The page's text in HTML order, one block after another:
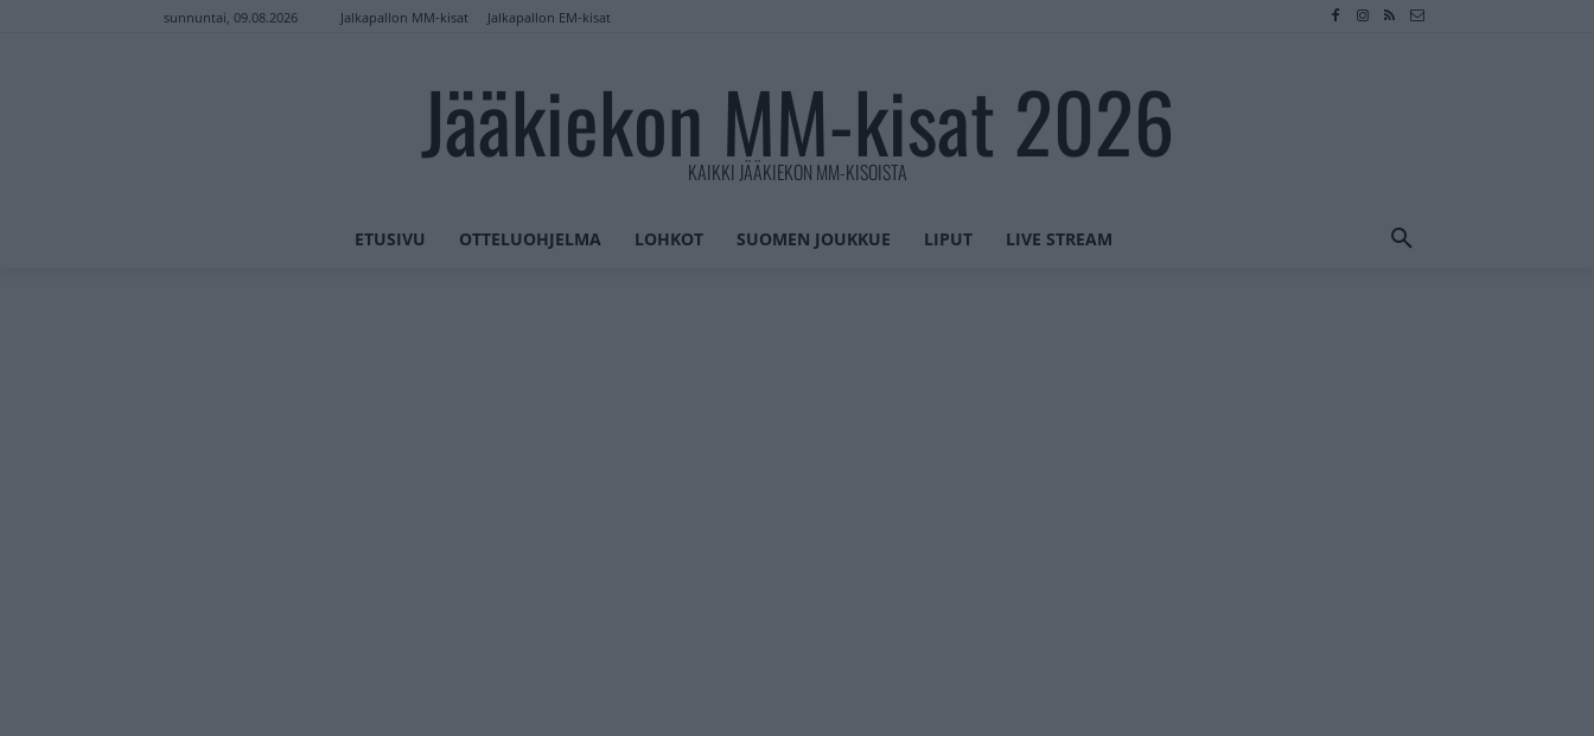
sunnuntai, 09.08.2026 Jalkapallon MM-kisat Jalkapallon EM-kisat
Jääkiekon MM-kisat 2026
KAIKKI JÄÄKIEKON MM-KISOISTA
ETUSIVU OTTELUOHJELMA LOHKOT SUOMEN JOUKKUE LIPUT LIVE STREAM